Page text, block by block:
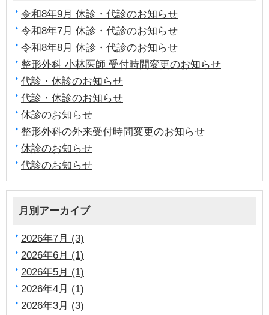
令和8年9月 休診・代診のお知らせ
令和8年7月 休診・代診のお知らせ
令和8年8月 休診・代診のお知らせ
整形外科 小林医師 受付時間変更のお知らせ
代診・休診のお知らせ
代診・休診のお知らせ
休診のお知らせ
整形外科の外来受付時間変更のお知らせ
休診のお知らせ
代診のお知らせ
月別アーカイブ
2026年7月 (3)
2026年6月 (1)
2026年5月 (1)
2026年4月 (1)
2026年3月 (3)